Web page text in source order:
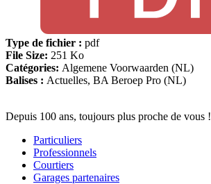
Type de fichier : pdf
File Size: 251 Ko
Catégories: Algemene Voorwaarden (NL)
Balises : Actuelles, BA Beroep Pro (NL)
Depuis 100 ans, toujours plus proche de vous !
Particuliers
Professionnels
Courtiers
Garages partenaires